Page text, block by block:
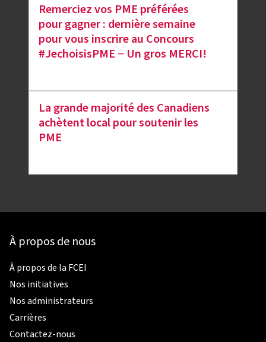
Remerciez vos PME préférées
pour gagner : dernière semaine
pour vous inscrire au Concours
#JechoisisPME − Un gros MERCI!
La grande majorité des Canadiens
achètent local pour soutenir les
PME
À propos de nous
À propos de la FCEI
Nos initiatives
Nos administrateurs
Carrières
Contactez-nous